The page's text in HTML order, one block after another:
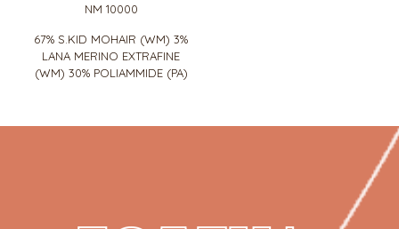
NM 10000
67% S.KID MOHAIR (WM) 3%
LANA MERINO EXTRAFINE
(WM) 30% POLIAMMIDE (PA)